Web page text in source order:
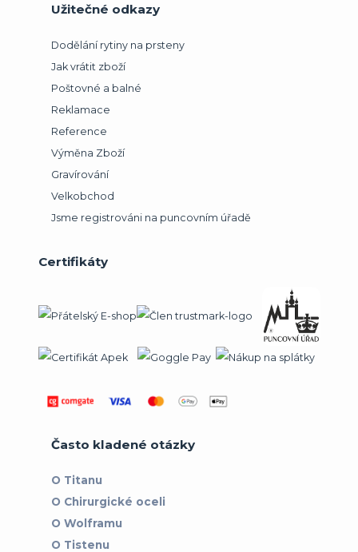
Užitečné odkazy
Dodělání rytiny na prsteny
Jak vrátit zboží
Poštovné a balné
Reklamace
Reference
Výměna Zboží
Gravírování
Velkobchod
Jsme registrováni na puncovním úřadě
Certifikáty
Často kladené otázky
O Titanu
O Chirurgické oceli
O Wolframu
O Tistenu